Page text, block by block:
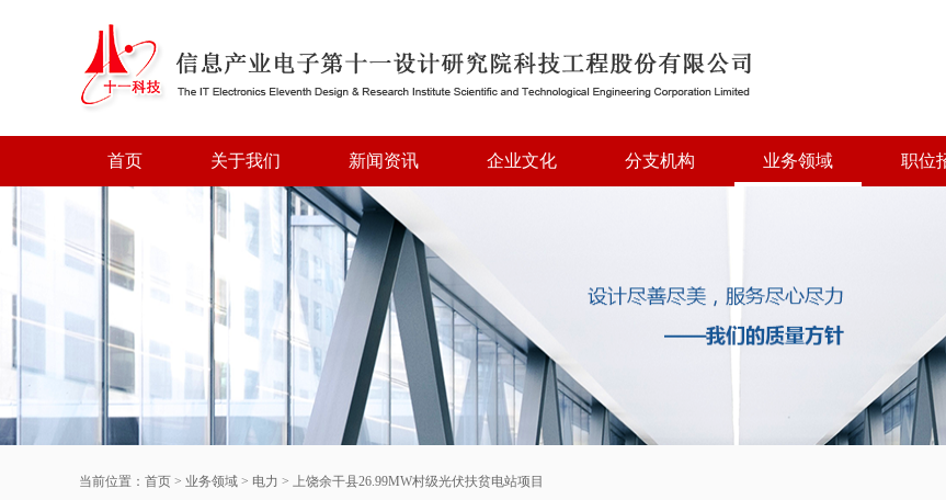
首页 关于我们 新闻资讯 企业文化 分支机构 业务领域 职位
当前位置： 首页 > 业务领域 > 电力 > 上饶余干县26.99MW村级光伏扶贫电站项目